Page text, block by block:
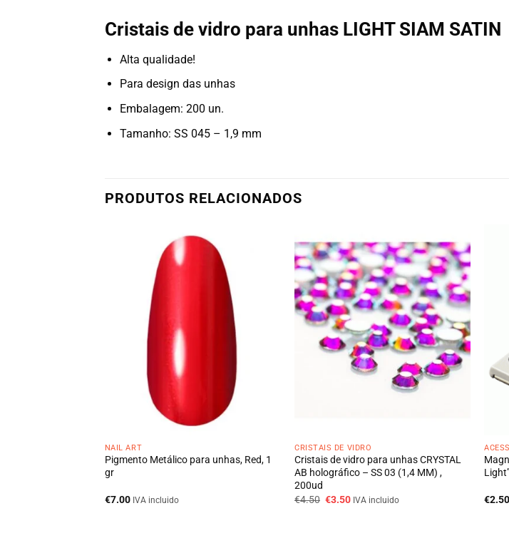
Cristais de vidro para unhas LIGHT SIAM SATIN
Alta qualidade!
Para design das unhas
Embalagem: 200 un.
Tamanho: SS 045 – 1,9 mm
PRODUTOS RELACIONADOS
NAIL ART
Pigmento Metálico para unhas, Red, 1
gr
€7.00 IVA incluido
CRISTAIS DE VIDRO
Cristais de vidro para unhas CRYSTAL
AB holográfico – SS 03 (1,4 MM) ,
200ud
€4.50 O
€3.50OIVA incluido €2.50